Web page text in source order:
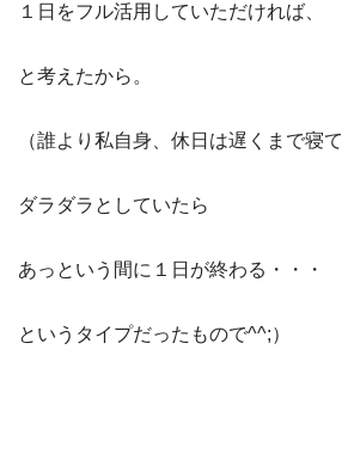
１日をフル活用していただければ、
と考えたから。
（誰より私自身、休日は遅くまで寝て
ダラダラとしていたら
あっという間に１日が終わる・・・
というタイプだったもので^^;）